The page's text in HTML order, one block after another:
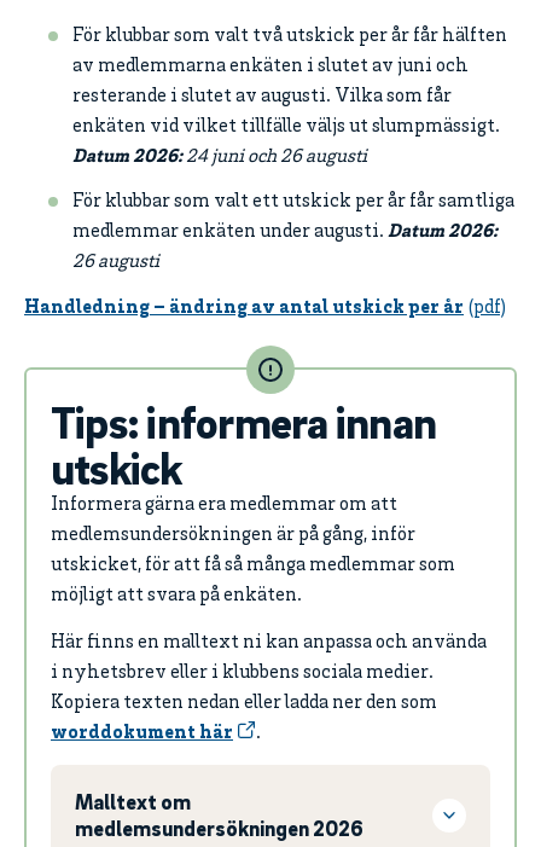
För klubbar som valt två utskick per år får hälften
av medlemmarna enkäten i slutet av juni och
resterande i slutet av augusti. Vilka som får
enkäten vid vilket tillfälle väljs ut slumpmässigt.
Datum 2026:24 juni och 26 augusti
För klubbar som valt ett utskick per år får samtliga
medlemmar enkäten under augusti. Datum 2026:
26 augusti
Handledning – ändring av antal utskick per år
Tips: informera innan
utskick
Informera gärna era medlemmar om att
medlemsundersökningen är på gång, inför
utskicket, för att få så många medlemmar som
möjligt att svara på enkäten.
Här finns en malltext ni kan anpassa och använda
i nyhetsbrev eller i klubbens sociala medier.
Kopiera texten nedan eller ladda ner den som
worddokument här
.
Malltext om
medlemsundersökningen 2026